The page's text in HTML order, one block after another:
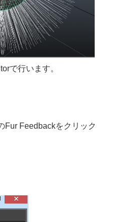
で行います。
Fur Feedbackをクリック